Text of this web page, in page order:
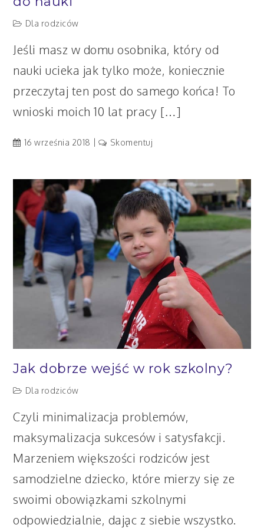
Dla rodziców
Jeśli masz w domu osobnika, który od
nauki ucieka jak tylko może, koniecznie
przeczytaj ten post do samego końca! To
wnioski moich 10 lat pracy […]
16 września 2018 Skomentuj
jak
zachęcić
dziecko
do
nauki
Jak dobrze wejść w rok szkolny?
Dla rodziców
Czyli minimalizacja problemów,
maksymalizacja sukcesów i satysfakcji.
Marzeniem większości rodziców jest
samodzielne dziecko, które mierzy się ze
swoimi obowiązkami szkolnymi
odpowiedzialnie, dając z siebie wszystko.